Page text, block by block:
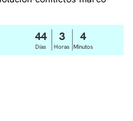
44
Días
3
Horas
4
Minutos